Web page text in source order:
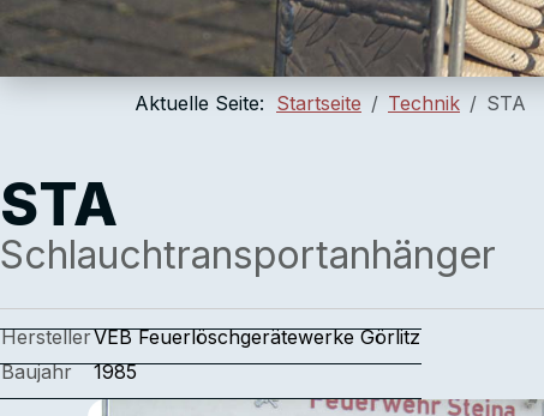
Aktuelle Seite: Startseite Technik STA
STA
Schlauchtransportanhänger
HerstellerVEB Feuerlöschgerätewerke Görlitz
Baujahr
1985